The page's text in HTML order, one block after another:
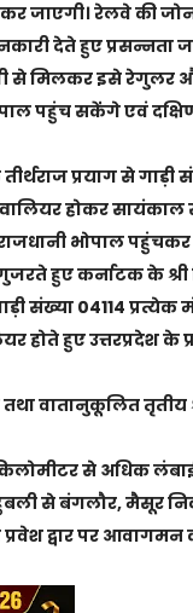
जाएगी। रेलवे की
देते हुए प्रसन्नता
जी से मिलकर इसे
पहुंच सकेंगे एवं
प्रयाग से गाड़ी
होकर सायंकाल
राजधानी भोपाल
हुए कर्नाटक के श्री
संख्या 04114
होते हुए उत्तरप्रदेश के
वातानुकूलित तृतीय
से अधिक
हुबली से बंगलौर, मैसूर
प्रवेश द्वार पर